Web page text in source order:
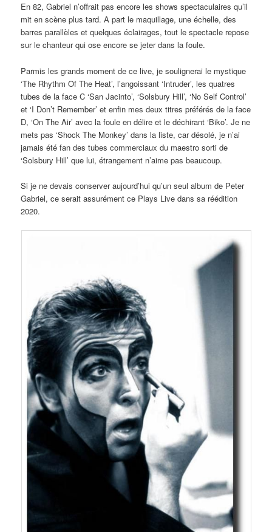
En 82, Gabriel n’offrait pas encore les shows spectaculaires qu’il
mit en scène plus tard. A part le maquillage, une échelle, des
barres parallèles et quelques éclairages, tout le spectacle repose
sur le chanteur qui ose encore se jeter dans la foule.
Parmis les grands moment de ce live, je soulignerai le mystique
‘The Rhythm Of The Heat’, l’angoissant ‘Intruder’, les quatres
tubes de la face C ‘San Jacinto’, ‘Solsbury Hill’, ‘No Self Control’
et ‘I Don’t Remember’ et enfin mes deux titres préférés de la face
D, ‘On The Air’ avec la foule en délire et le déchirant ‘Biko’. Je ne
mets pas ‘Shock The Monkey’ dans la liste, car désolé, je n’ai
jamais été fan des tubes commerciaux du maestro sorti de
‘Solsbury Hill’ que lui, étrangement n’aime pas beaucoup.
Si je ne devais conserver aujourd’hui qu’un seul album de Peter
Gabriel, ce serait assurément ce Plays Live dans sa réédition
2020.